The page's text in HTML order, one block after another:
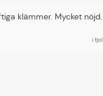
klämmer. Mycket nöjd.
i fjol